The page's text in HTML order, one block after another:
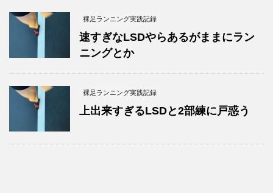
裸足ランニング実践記録
速すぎなLSDやらあるがままにラン
ニングとか
裸足ランニング実践記録
上出来すぎるLSDと2部練に戸惑う